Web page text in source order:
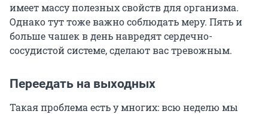
имеет массу полезных свойств для организма.
Однако тут тоже важно соблюдать меру. Пять и
больше чашек в день навредят сердечно-
сосудистой системе, сделают вас тревожным.
Переедать на выходных
Такая проблема есть у многих: всю неделю мы